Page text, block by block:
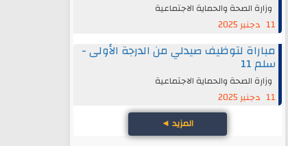
وزارة الصحة والحماية الاجتماعية
11 دجنبر 2025
مباراة لتوظيف صيدلي من الدرجة الأولى -
سلم 11
وزارة الصحة والحماية الاجتماعية
11 دجنبر 2025
المزيد ◄